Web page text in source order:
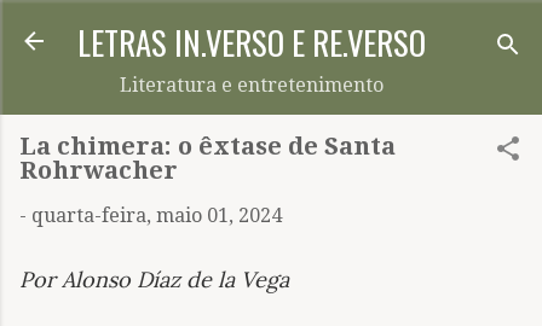
Pular para o conteúdo principal
LETRAS IN.VERSO E RE.VERSO
Literatura e entretenimento
La chimera: o êxtase de Santa
Rohrwacher
- quarta-feira, maio 01, 2024
Por Alonso Díaz de la Vega